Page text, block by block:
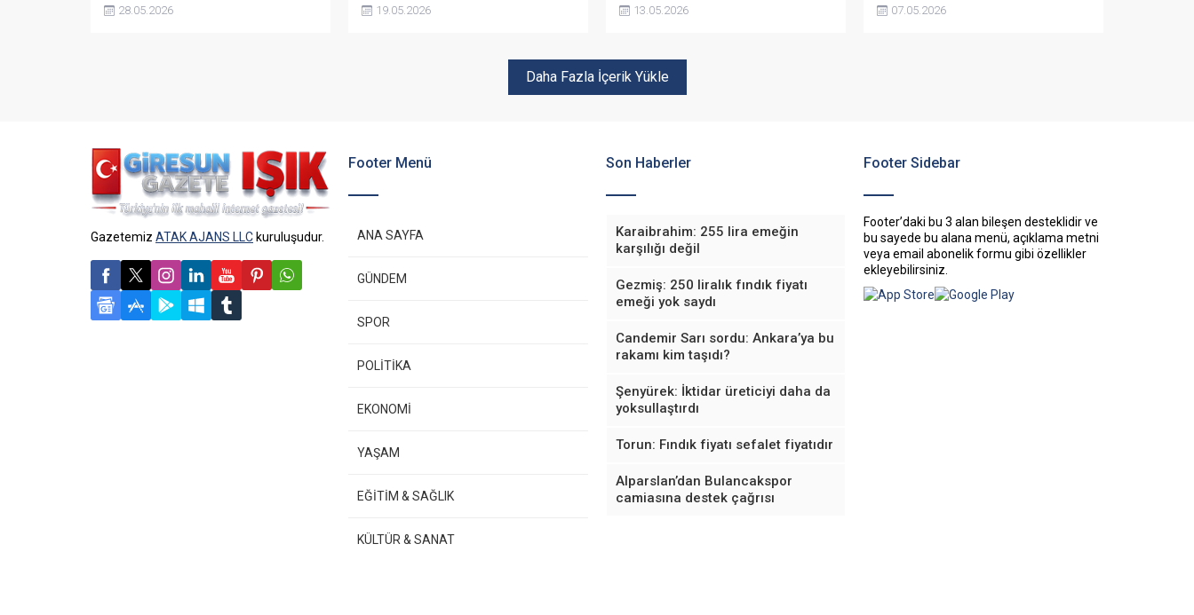
geldi. Vatandaşlara ücretsiz hizmet
28.05.2026
mücadelesinin ilk adımı ve milletin
19.05.2026
önünü açtı.
13.05.2026
Teyyaredüzü’nde ilk etapta sona
07.05.2026
Daha Fazla İçerik Yükle
Gazetemiz ATAK AJANS LLC kuruluşudur.
Footer Menü
ANA SAYFA
GÜNDEM
SPOR
POLİTİKA
EKONOMİ
YAŞAM
EĞİTİM & SAĞLIK
KÜLTÜR & SANAT
Son Haberler
Karaibrahim: 255 lira emeğin
karşılığı değil
Gezmiş: 250 liralık fındık fiyatı
emeği yok saydı
Candemir Sarı sordu: Ankara’ya bu
rakamı kim taşıdı?
Şenyürek: İktidar üreticiyi daha da
yoksullaştırdı
Torun: Fındık fiyatı sefalet fiyatıdır
Alparslan’dan Bulancakspor
camiasına destek çağrısı
Footer Sidebar
Footer’daki bu 3 alan bileşen desteklidir ve
bu sayede bu alana menü, açıklama metni
veya email abonelik formu gibi özellikler
ekleyebilirsiniz.